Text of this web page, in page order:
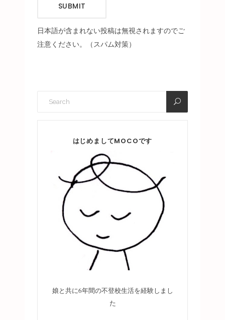
SUBMIT
日本語が含まれない投稿は無視されますのでご
注意ください。（スパム対策）
はじめましてMOCOです
娘と共に6年間の不登校生活を経験しまし
た